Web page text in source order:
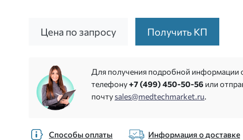
Цена по запросу Получить КП
Для получения подробной информации
телефону+7 (499) 450-50-56 или
почту sales@medtechmarket.ru.
Способы оплаты Информация о доставке